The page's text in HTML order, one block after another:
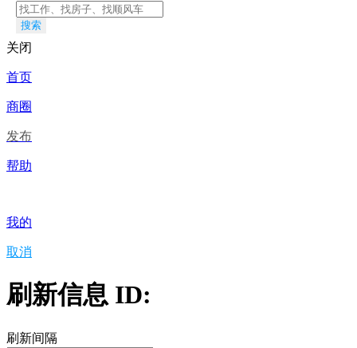
搜索
关闭
首页
商圈
发布
帮助
我的
取消
刷新信息 ID:
刷新间隔